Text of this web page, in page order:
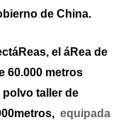
de China.
el áRea de
60.000 metros
polvo taller de
, equipada